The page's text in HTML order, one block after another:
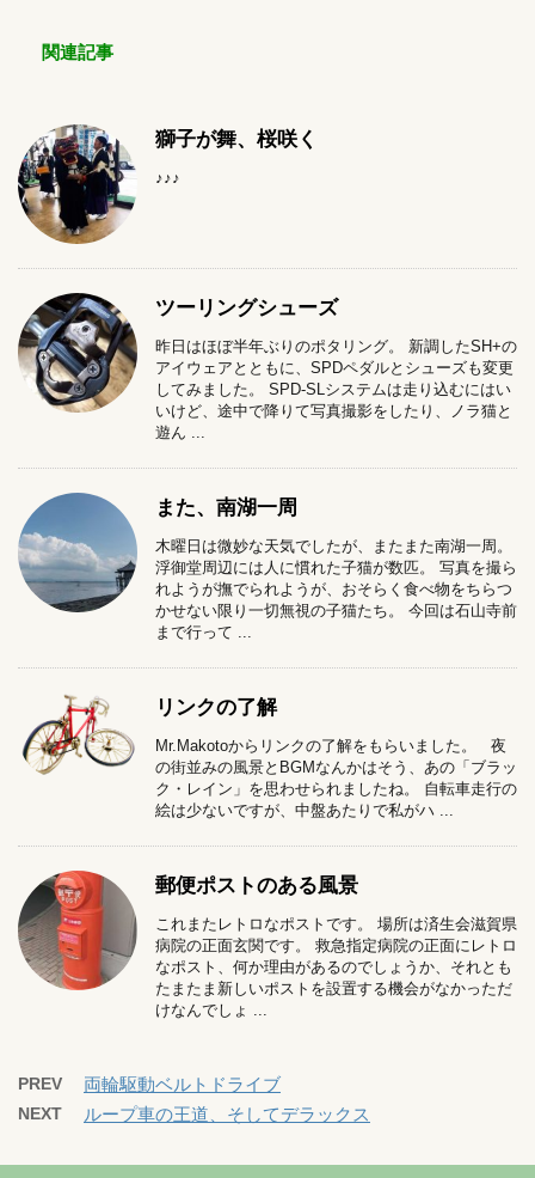
関連記事
獅子が舞、桜咲く
♪♪♪
ツーリングシューズ
昨日はほぼ半年ぶりのポタリング。 新調したSH+の
アイウェアとともに、SPDペダルとシューズも変更
してみました。 SPD-SLシステムは走り込むにはい
いけど、途中で降りて写真撮影をしたり、ノラ猫と
遊ん ...
また、南湖一周
木曜日は微妙な天気でしたが、またまた南湖一周。
浮御堂周辺には人に慣れた子猫が数匹。 写真を撮ら
れようが撫でられようが、おそらく食べ物をちらつ
かせない限り一切無視の子猫たち。 今回は石山寺前
まで行って ...
リンクの了解
Mr.Makotoからリンクの了解をもらいました。 夜
の街並みの風景とBGMなんかはそう、あの「ブラッ
ク・レイン」を思わせられましたね。 自転車走行の
絵は少ないですが、中盤あたりで私がハ ...
郵便ポストのある風景
これまたレトロなポストです。 場所は済生会滋賀県
病院の正面玄関です。 救急指定病院の正面にレトロ
なポスト、何か理由があるのでしょうか、それとも
たまたま新しいポストを設置する機会がなかっただ
けなんでしょ ...
PREV 両輪駆動ベルトドライブ
NEXT ループ車の王道、そしてデラックス